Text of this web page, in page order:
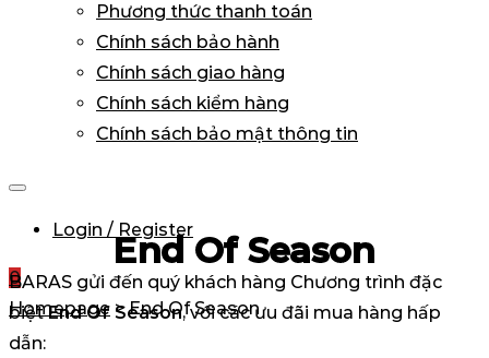
Phương thức thanh toán
Chính sách bảo hành
Chính sách giao hàng
Chính sách kiểm hàng
Chính sách bảo mật thông tin
Login / Register
0
Homepage > End Of Season
End Of Season
BARAS gửi đến quý khách hàng Chương trình đặc
biệtEnd Of Season, với các ưu đãi mua hàng hấp
dẫn: